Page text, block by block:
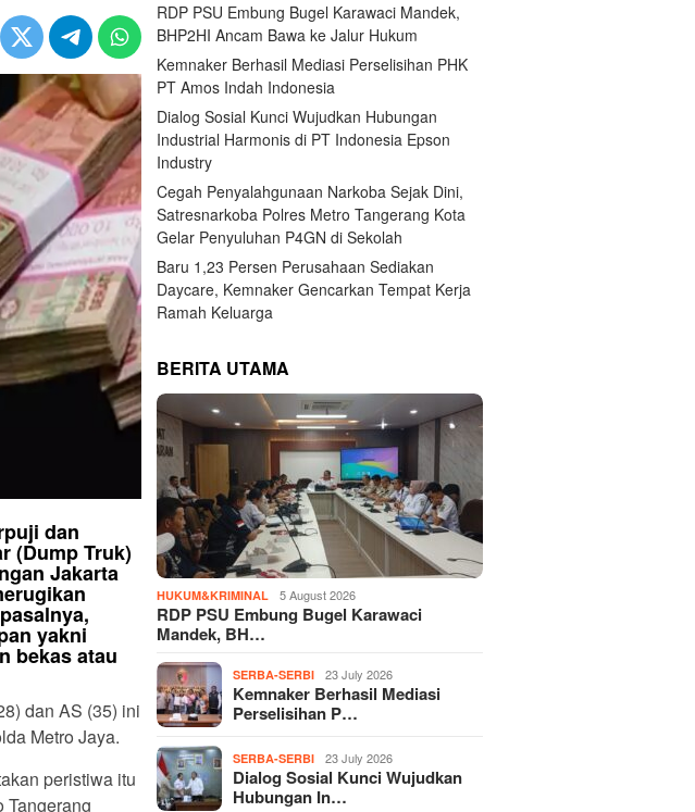
dan
(Dump Truk)
Jakarta
yakni
bekas atau
dan AS (35) ini
Metro Jaya.
peristiwa itu
Tangerang
RDP PSU Embung Bugel Karawaci Mandek,
BHP2HI Ancam Bawa ke Jalur Hukum
Kemnaker Berhasil Mediasi Perselisihan PHK
PT Amos Indah Indonesia
Dialog Sosial Kunci Wujudkan Hubungan
Industrial Harmonis di PT Indonesia Epson
Industry
Cegah Penyalahgunaan Narkoba Sejak Dini,
Satresnarkoba Polres Metro Tangerang Kota
Gelar Penyuluhan P4GN di Sekolah
Baru 1,23 Persen Perusahaan Sediakan
Daycare, Kemnaker Gencarkan Tempat Kerja
Ramah Keluarga
BERITA UTAMA
HUKUM&KRIMINAL 5 August 2026
RDP PSU Embung Bugel Karawaci
Mandek, BH…
SERBA-SERBI 23 July 2026
Kemnaker Berhasil Mediasi
Perselisihan P…
SERBA-SERBI 23 July 2026
Dialog Sosial Kunci Wujudkan
Hubungan In…